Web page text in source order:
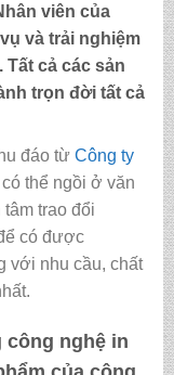
viên của
và trải nghiệm
cả các sản
trọn đời tất cả
đáo từ Công ty
thể ngồi ở văn
trao đổi
có được
với nhu cầu, chất
công nghệ in